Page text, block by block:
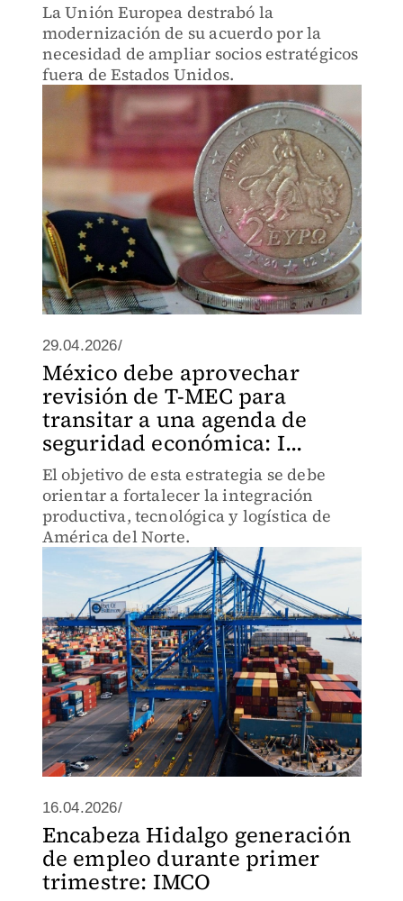
La Unión Europea destrabó la
modernización de su acuerdo por la
necesidad de ampliar socios estratégicos
fuera de Estados Unidos.
29.04.2026/
México debe aprovechar
revisión de T-MEC para
transitar a una agenda de
seguridad económica: I...
El objetivo de esta estrategia se debe
orientar a fortalecer la integración
productiva, tecnológica y logística de
América del Norte.
16.04.2026/
Encabeza Hidalgo generación
de empleo durante primer
trimestre: IMCO